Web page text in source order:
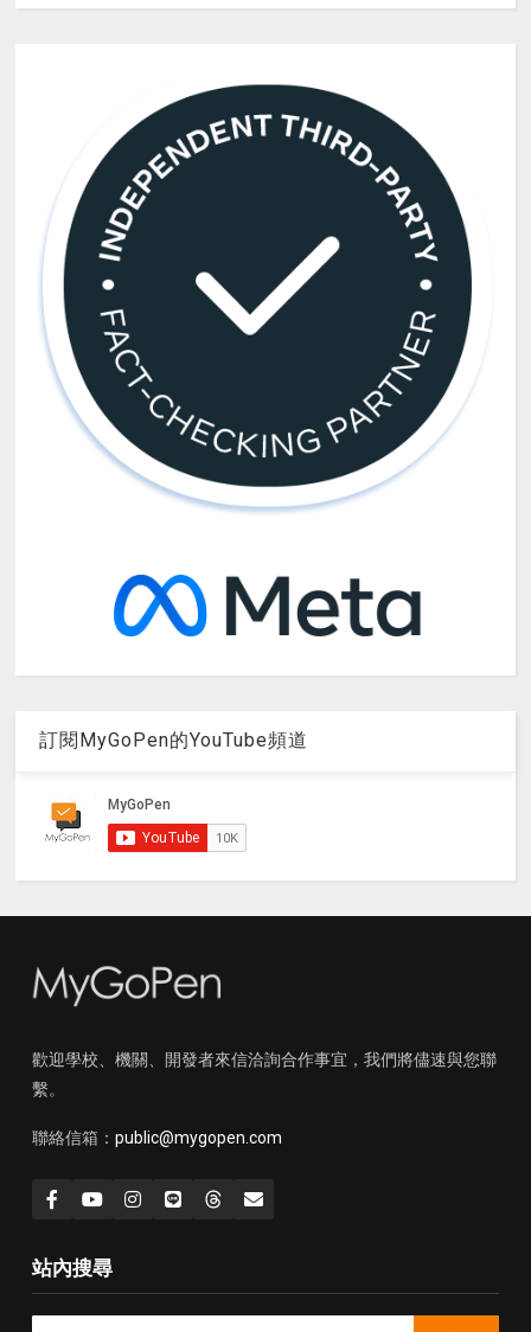
訂閱MyGoPen的YouTube頻道
歡迎學校、機關、開發者來信洽詢合作事宜，我們將儘速與您聯
繫。
聯絡信箱： public@mygopen.com
站內搜尋